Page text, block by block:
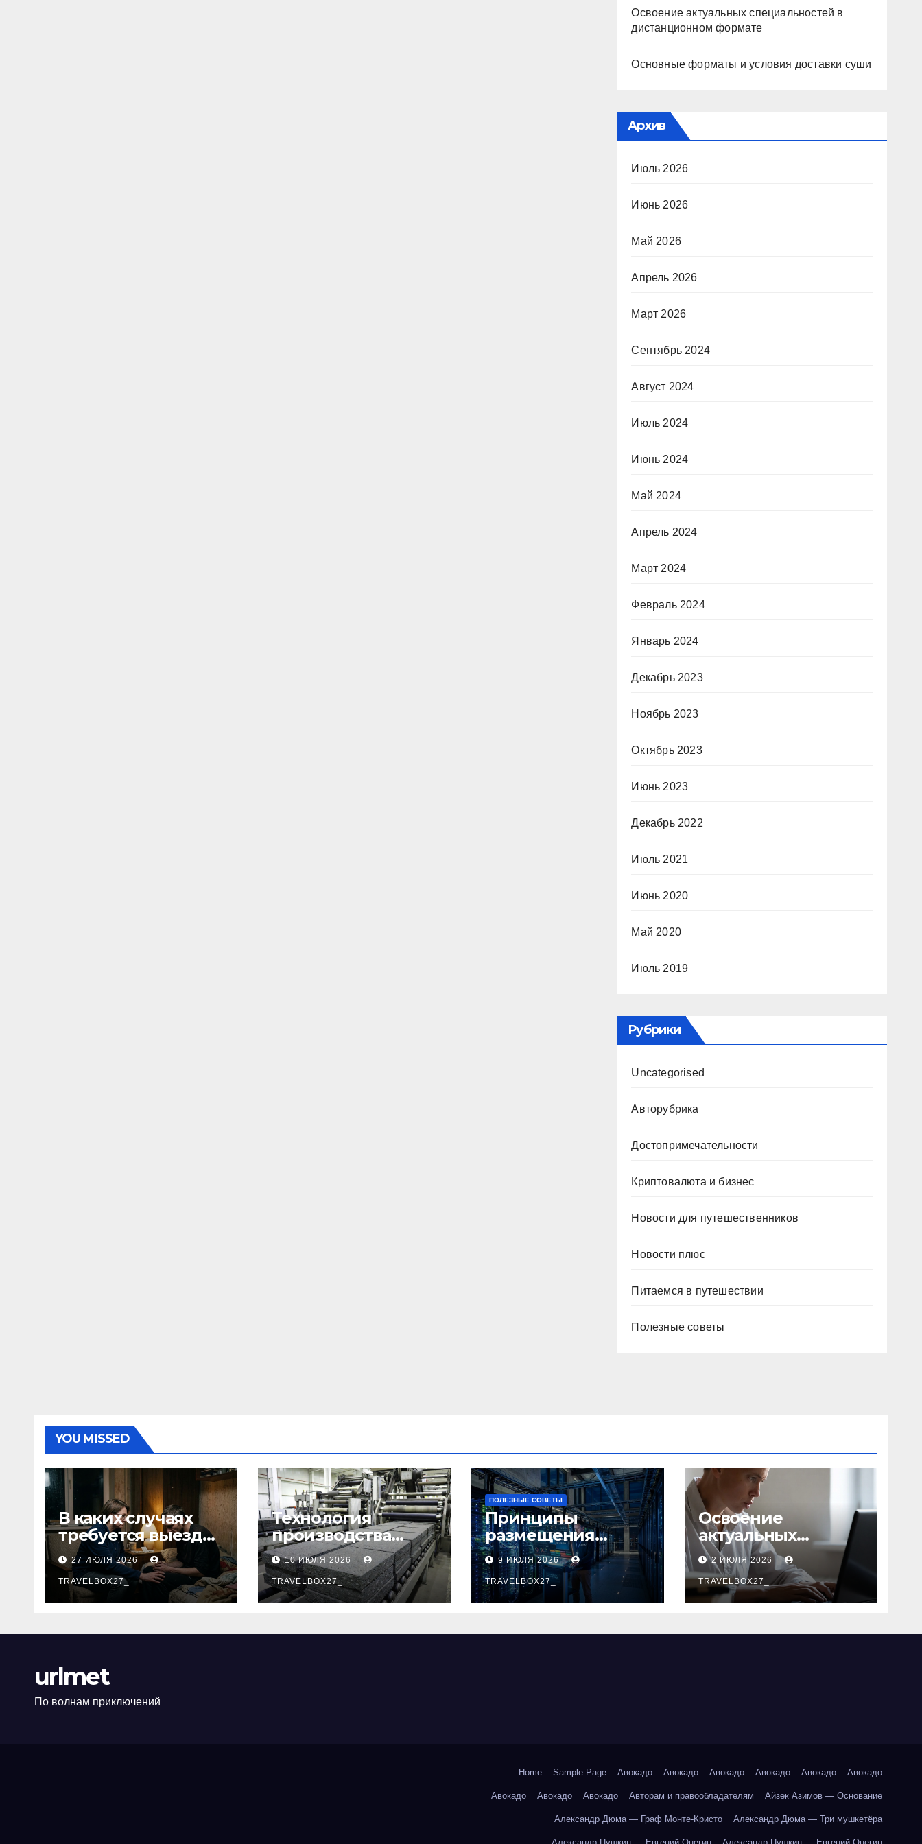
Освоение актуальных специальностей в
дистанционном формате
Основные форматы и условия доставки суши
Архив
Июль 2026
Июнь 2026
Май 2026
Апрель 2026
Март 2026
Сентябрь 2024
Август 2024
Июль 2024
Июнь 2024
Май 2024
Апрель 2024
Март 2024
Февраль 2024
Январь 2024
Декабрь 2023
Ноябрь 2023
Октябрь 2023
Июнь 2023
Декабрь 2022
Июль 2021
Июнь 2020
Май 2020
Июль 2019
Рубрики
Uncategorised
Авторубрика
Достопримечательности
Криптовалюта и бизнес
Новости для путешественников
Новости плюс
Питаемся в путешествии
Полезные советы
YOU MISSED
В каких случаях
требуется выезд
нарколога к
пациенту
27 ИЮЛЯ 2026
TRAVELBOX27_
Технология
производства
базальтовых
теплоизоляционн
ых плит по ГОСТ
10 ИЮЛЯ 2026
TRAVELBOX27_
ПОЛЕЗНЫЕ СОВЕТЫ
Принципы
размещения
удалённых
рабочих столов в
Европе
9 ИЮЛЯ 2026
TRAVELBOX27_
Освоение
актуальных
специальностей в
дистанционном
формате
2 ИЮЛЯ 2026
TRAVELBOX27_
urlmet
По волнам приключений
Home Sample Page Авокадо Авокадо Авокадо Авокадо Авокадо Авокадо
Авокадо Авокадо Авокадо Авторам и правообладателям Айзек Азимов — Основание
Александр Дюма — Граф Монте-Кристо Александр Дюма — Три мушкетёра